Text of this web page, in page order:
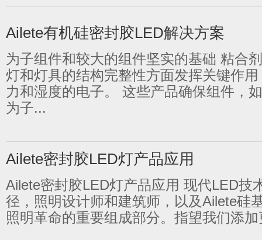
Ailete有机硅密封胶LED解决方案
为子组件和较大的组件坚实的基础 粘合
灯和灯具的结构完整性方面发挥关键作
力和湿度的电子。 这些产品确保组件，
为子...
Ailete密封胶LED灯产品应用
Ailete密封胶LED灯产品应用 现代LED技
径，照明设计师和建筑师，以及Ailete硅
照明革命的重要组成部分。指望我们添